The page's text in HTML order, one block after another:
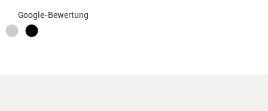
Google-Bewertung